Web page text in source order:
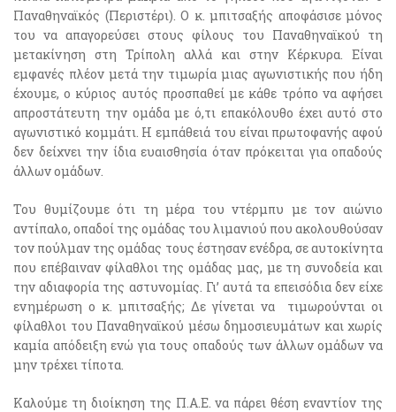
Παναθηναϊκός (Περιστέρι). Ο κ. μπιτσαξής αποφάσισε μόνος
του να απαγορεύσει στους φίλους του Παναθηναϊκού τη
μετακίνηση στη Τρίπολη αλλά και στην Κέρκυρα. Είναι
εμφανές πλέον μετά την τιμωρία μιας αγωνιστικής που ήδη
έχουμε, ο κύριος αυτός προσπαθεί με κάθε τρόπο να αφήσει
απροστάτευτη την ομάδα με ό,τι επακόλουθο έχει αυτό στο
αγωνιστικό κομμάτι. Η εμπάθειά του είναι πρωτοφανής αφού
δεν δείχνει την ίδια ευαισθησία όταν πρόκειται για οπαδούς
άλλων ομάδων.
Του θυμίζουμε ότι τη μέρα του ντέρμπυ με τον αιώνιο
αντίπαλο, οπαδοί της ομάδας του λιμανιού που ακολουθούσαν
τον πούλμαν της ομάδας τους έστησαν ενέδρα, σε αυτοκίνητα
που επέβαιναν φίλαθλοι της ομάδας μας, με τη συνοδεία και
την αδιαφορία της αστυνομίας. Γι’ αυτά τα επεισόδια δεν είχε
ενημέρωση ο κ. μπιτσαξής; Δε γίνεται να τιμωρούνται οι
φίλαθλοι του Παναθηναϊκού μέσω δημοσιευμάτων και χωρίς
καμία απόδειξη ενώ για τους οπαδούς των άλλων ομάδων να
μην τρέχει τίποτα.
Καλούμε τη διοίκηση της Π.Α.Ε. να πάρει θέση εναντίον της